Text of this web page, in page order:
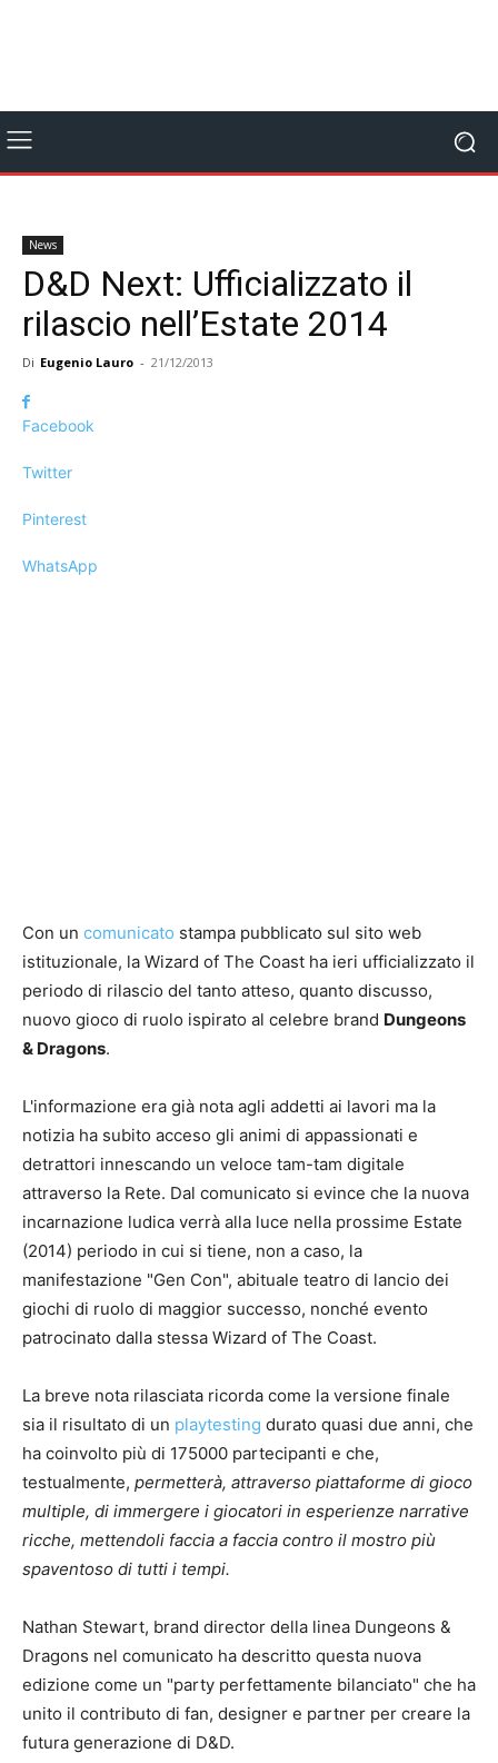
News
D&D Next: Ufficializzato il
rilascio nell’Estate 2014
Di Eugenio Lauro - 21/12/2013
Facebook
Twitter
Pinterest
WhatsApp
Con un comunicato stampa pubblicato sul sito web
istituzionale, la Wizard of The Coast ha ieri ufficializzato il
periodo di rilascio del tanto atteso, quanto discusso,
nuovo gioco di ruolo ispirato al celebre brand Dungeons
& Dragons.
L'informazione era già nota agli addetti ai lavori ma la
notizia ha subito acceso gli animi di appassionati e
detrattori innescando un veloce tam-tam digitale
attraverso la Rete. Dal comunicato si evince che la nuova
incarnazione ludica verrà alla luce nella prossime Estate
(2014) periodo in cui si tiene, non a caso, la
manifestazione "Gen Con", abituale teatro di lancio dei
giochi di ruolo di maggior successo, nonché evento
patrocinato dalla stessa Wizard of The Coast.
La breve nota rilasciata ricorda come la versione finale
sia il risultato di un playtesting durato quasi due anni, che
ha coinvolto più di 175000 partecipanti e che,
testualmente, permetterà, attraverso piattaforme di gioco
multiple, di immergere i giocatori in esperienze narrative
ricche, mettendoli faccia a faccia contro il mostro più
spaventoso di tutti i tempi.
Nathan Stewart, brand director della linea Dungeons &
Dragons nel comunicato ha descritto questa nuova
edizione come un "party perfettamente bilanciato" che ha
unito il contributo di fan, designer e partner per creare la
futura generazione di D&D.